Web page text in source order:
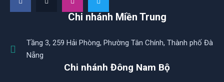
Chi nhánh Miền Trung
Tầng 3, 259 Hải Phòng, Phường Tân Chính, Thành phố Đà
Nẵng
Chi nhánh Đông Nam Bộ